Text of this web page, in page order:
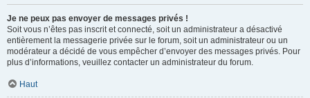
Je ne peux pas envoyer de messages privés !
Soit vous n’êtes pas inscrit et connecté, soit un administrateur a désactivé
entièrement la messagerie privée sur le forum, soit un administrateur ou un
modérateur a décidé de vous empêcher d’envoyer des messages privés. Pour
plus d’informations, veuillez contacter un administrateur du forum.
Haut